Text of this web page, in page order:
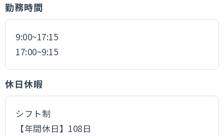
勤務時間
9:00~17:15
17:00~9:15
休日休暇
シフト制
【年間休日】108日